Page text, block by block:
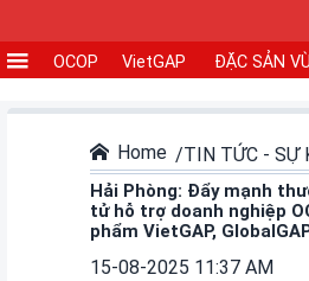
SỞ
OCOP VietGAP ĐẶC SẢN
Home TIN TỨC - SỰ
Hải Phòng: Đẩy mạnh
tử hỗ trợ doanh nghiệp
phẩm VietGAP,
15-08-2025 11:37 AM